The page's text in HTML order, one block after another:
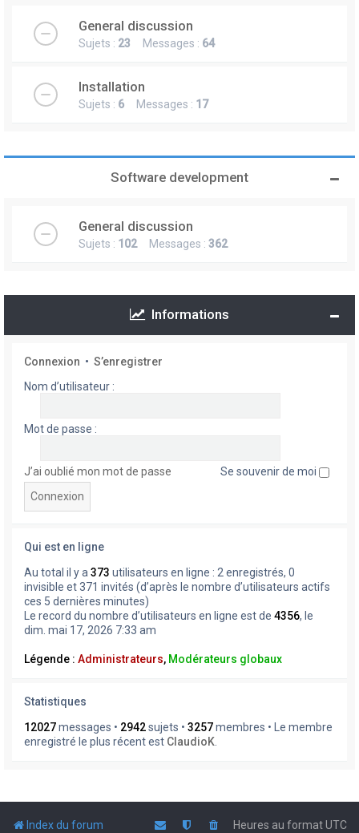
General discussion
Sujets : 23 Messages : 64
Installation
Sujets : 6 Messages : 17
Software development
General discussion
Sujets : 102Messages : 362
Informations
Connexion • S’enregistrer
Nom d’utilisateur :
Mot de passe :
J’ai oublié mon mot de passe Se souvenir de moi
Qui est en ligne
Au total il y a 373 utilisateurs en ligne : 2 enregistrés, 0
invisible et 371 invités (d’après le nombre d’utilisateurs actifs
ces 5 dernières minutes)
Le record du nombre d’utilisateurs en ligne est de 4356, le
dim. mai 17, 2026 7:33 am
Légende : Administrateurs, Modérateurs globaux
Statistiques
12027messages • 2942sujets • 3257membres • Le membre
enregistré le plus récent est ClaudioK
Index du forum Heures au formatUTC